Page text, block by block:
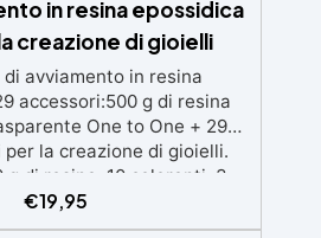
in resina epossidica
creazione di gioielli
di avviamento in resina
accessori:500 g di resina
One to One + 29
la creazione di gioielli.
g di resina, 10 coloranti, 3
bastoncini per
e bicchieri. 📦 Nº2. Kit di
€19,95